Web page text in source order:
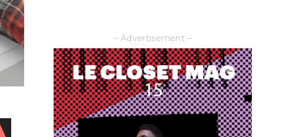
– Advertisement –